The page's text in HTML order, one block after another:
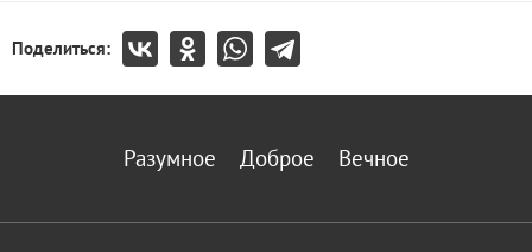
Поделиться:
Разумное Доброе Вечное